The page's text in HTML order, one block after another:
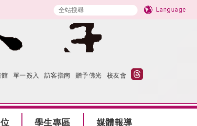
Language
館 單一簽入 訪客指南 贈予佛光 校友會
學生專區 媒體報導